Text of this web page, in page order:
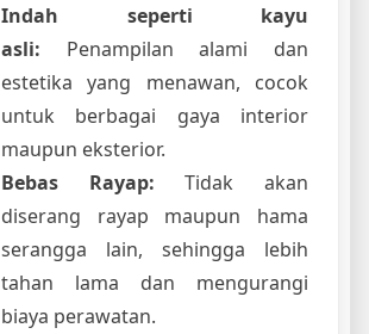
Indah seperti kayu
asli: Penampilan alami dan
estetika yang menawan, cocok
untuk berbagai gaya interior
maupun eksterior.
Bebas Rayap: Tidak akan
diserang rayap maupun hama
serangga lain, sehingga lebih
tahan lama dan mengurangi
biaya perawatan.